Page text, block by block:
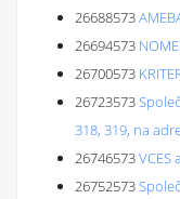
26688573
26694573
26700573
26723573
318, 319, na
26746573VCES
26752573